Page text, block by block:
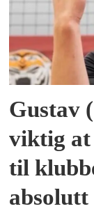
Gustav
viktig at
til
absolutt